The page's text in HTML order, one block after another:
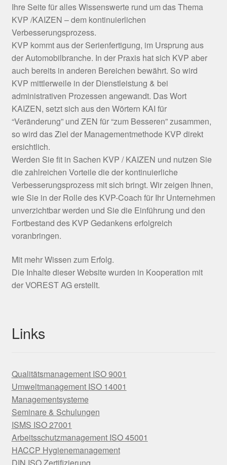
Ihre Seite für alles Wissenswerte rund um das Thema
KVP /KAIZEN – dem kontinuierlichen
Verbesserungsprozess.
KVP kommt aus der Serienfertigung, im Ursprung aus
der Automobilbranche. In der Praxis hat sich KVP aber
auch bereits in anderen Bereichen bewährt. So wird
KVP mittlerweile in der Dienstleistung & bei
administrativen Prozessen angewandt. Das Wort
KAIZEN, setzt sich aus den Wörtern KAI für
“Veränderung” und ZEN für “zum Besseren” zusammen,
so wird das Ziel der Managementmethode KVP direkt
ersichtlich.
Werden Sie fit in Sachen KVP / KAIZEN und nutzen Sie
die zahlreichen Vorteile die der kontinuierliche
Verbesserungsprozess mit sich bringt. Wir zeigen Ihnen,
wie Sie in der Rolle des KVP-Coach für Ihr Unternehmen
unverzichtbar werden und Sie die Einführung und den
Fortbestand des KVP Gedankens erfolgreich
voranbringen.
Mit mehr Wissen zum Erfolg.
Die Inhalte dieser Website wurden in Kooperation mit
der VOREST AG erstellt.
Links
Qualitätsmanagement ISO 9001
Umweltmanagement ISO 14001
Managementsysteme
Seminare & Schulungen
ISMS ISO 27001
Arbeitsschutzmanagement ISO 45001
HACCP Hygienemanagement